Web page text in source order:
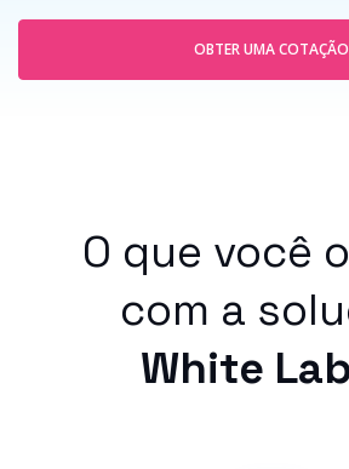
OBTER UMA COTAÇÃO
O que você
com a
White